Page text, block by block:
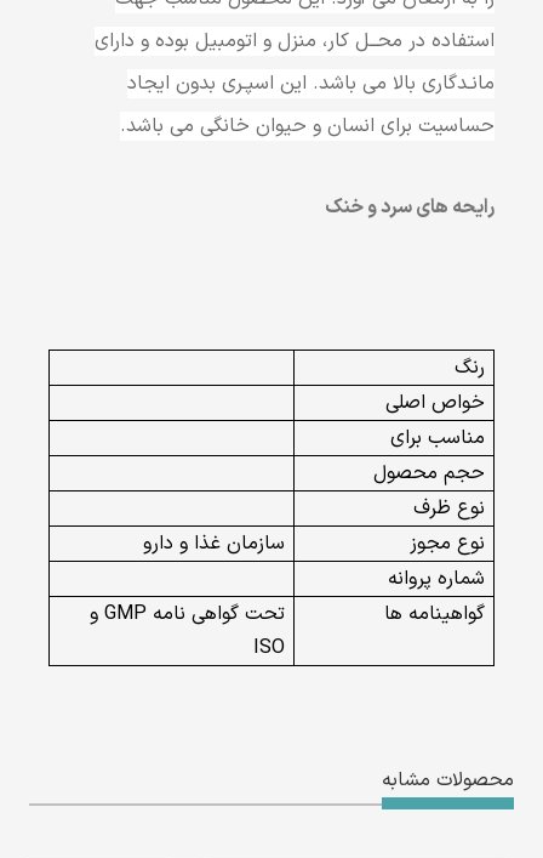
استفاده در محــل کار، منزل و اتومبیل بوده و دارای
مانـدگاری بالا می باشد. این اسپـری بدون ایجاد
حساسیت برای انسان و حیوان خانگی می باشد.
رایحه های سرد و خنک
رنگ
خواص اصلی
مناسب برای
حجم محصول
نوع ظرف
نوع مجوز
سازمان غذا و دارو
شماره پروانه
گواهینامه ها
تحت گواهی نامه GMP و
ISO
محصولات مشابه